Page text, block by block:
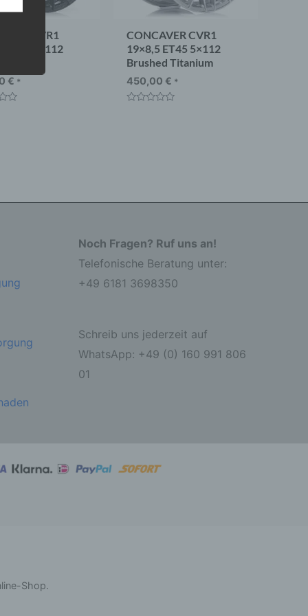
CVR1
ET35 5×112
€ *
CONCAVER CVR1
19×8,5 ET45 5×112
Brushed Titanium
450,00 € *
Noch Fragen? Ruf uns an!
Telefonische Beratung unter:
+49 6181 3698350
Schreib uns jederzeit auf
WhatsApp: +49 (0) 160 991 806
01
Shop.